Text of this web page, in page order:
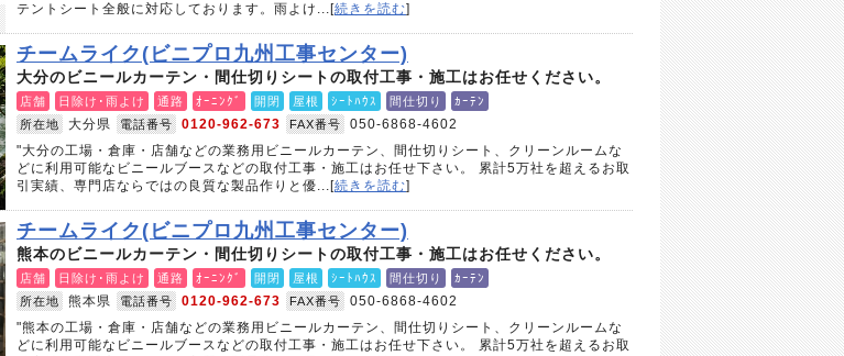
テントシート全般に対応しております。雨よけ...[続きを読む]
チームライク(ビニプロ九州工事センター)
大分のビニールカーテン・間仕切りシートの取付工事・施工はお任せください。
店舗 日除け･雨よけ 通路 ｵｰﾆﾝｸﾞ 開閉 屋根 ｼｰﾄﾊｳｽ 間仕切り
ｶｰﾃﾝ
所在地
大分県 電話番号 0120-962-673 FAX番号
050-6868-4602
"大分の工場・倉庫・店舗などの業務用ビニールカーテン、間仕切りシート、クリーンルームな
どに利用可能なビニールブースなどの取付工事・施工はお任せ下さい。 累計5万社を超えるお取
引実績、専門店ならではの良質な製品作りと優...[続きを読む]
チームライク(ビニプロ九州工事センター)
熊本のビニールカーテン・間仕切りシートの取付工事・施工はお任せください。
店舗 日除け･雨よけ 通路 ｵｰﾆﾝｸﾞ 開閉 屋根 ｼｰﾄﾊｳｽ 間仕切り
ｶｰﾃﾝ
所在地
熊本県 電話番号 0120-962-673 FAX番号
050-6868-4602
"熊本の工場・倉庫・店舗などの業務用ビニールカーテン、間仕切りシート、クリーンルームな
どに利用可能なビニールブースなどの取付工事・施工はお任せ下さい。 累計5万社を超えるお取